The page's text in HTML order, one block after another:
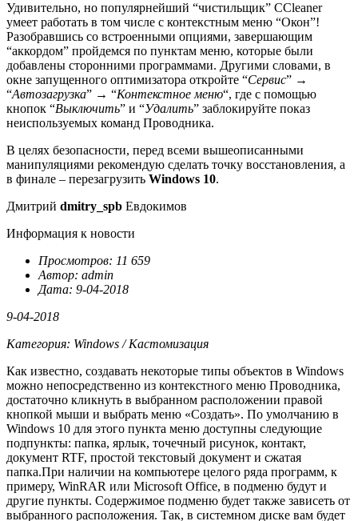
Удивительно, но популярнейший “чистильщик” CCleaner
умеет работать в том числе с контекстным меню “Окон”!
Разобравшись со встроенными опциями, завершающим
“аккордом” пройдемся по пунктам меню, которые были
добавлены сторонними программами. Другими словами, в
окне запущенного оптимизатора откройте “Сервис” →
“Автозагрузка” → “Контекстное меню“, где с помощью
кнопок “Выключить” и “Удалить” заблокируйте показ
неиспользуемых команд Проводника.
В целях безопасности, перед всеми вышеописанными
манипуляциями рекомендую сделать точку восстановления, а
в финале – перезагрузить Windows 10.
Дмитрий dmitry_spb Евдокимов
Информация к новости
Просмотров: 11 659
Автор: admin
Дата: 9-04-2018
9-04-2018
Категория: Windows / Кастомизация
Как известно, создавать некоторые типы объектов в Windows
можно непосредственно из контекстного меню Проводника,
достаточно кликнуть в выбранном расположении правой
кнопкой мыши и выбрать меню «Создать». По умолчанию в
Windows 10 для этого пункта меню доступны следующие
подпункты: папка, ярлык, точечный рисунок, контакт,
документ RTF, простой текстовый документ и сжатая
папка.При наличии на компьютере целого ряда программ, к
примеру, WinRAR или Microsoft Office, в подменю будут и
другие пункты. Содержимое подменю будет также зависеть от
выбранного расположения. Так, в системном диске вам будет